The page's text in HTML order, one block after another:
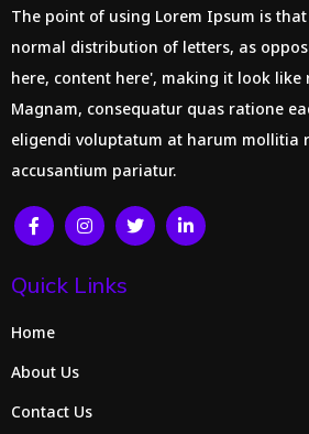
The point of using Lorem Ipsum is
normal distribution of letters, as
here, content here', making it look like
Magnam, consequatur quas ratione
eligendi voluptatum at harum mollitia
accusantium pariatur.
Quick Links
Home
About Us
Contact Us